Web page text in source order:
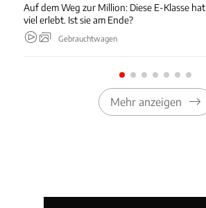
Auf dem Weg zur Million: Diese E-Klasse hat
viel erlebt. Ist sie am Ende?
Gebrauchtwagen
Mehr anzeigen